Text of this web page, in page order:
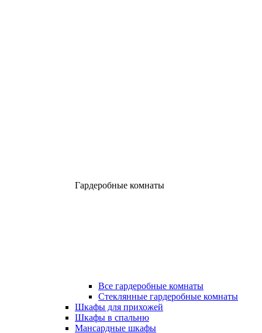
Гардеробные комнаты
Все гардеробные комнаты
Стеклянные гардеробные комнаты
Шкафы для прихожей
Шкафы в спальню
Мансардные шкафы